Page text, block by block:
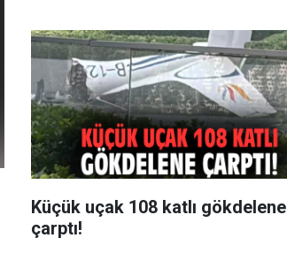
Küçük uçak 108 katlı gökdelene
çarptı!